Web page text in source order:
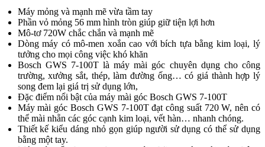
Máy mỏng và mạnh mẽ vừa tầm tay
Phần vỏ mỏng 56 mm hình tròn giúp giữ tiện lợi hơn
Mô-tơ 720W chắc chắn và mạnh mẽ
Dòng máy có mô-men xoắn cao với bích tựa bằng kim loại, lý
tưởng cho mọi công việc khó khăn
Bosch GWS 7-100T là máy mài góc chuyên dụng cho công
trường, xưởng sắt, thép, làm đường ống… có giá thành hợp lý
song đem lại giá trị sử dụng lớn,
Đặc điểm nổi bật của máy mài góc Bosch GWS 7-100T
Máy mài góc Bosch GWS 7-100T đạt công suất 720 W, nên có
thể mài nhẵn các góc cạnh kim loại, vết hàn… nhanh chóng.
Thiết kế kiểu dáng nhỏ gọn giúp người sử dụng có thể sử dụng
bằng một tay.